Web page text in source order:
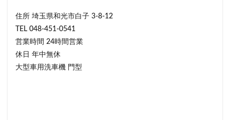
住所 埼玉県和光市白子 3-8-12
TEL 048-451-0541
営業時間 24時間営業
休日 年中無休
大型車用洗車機 門型